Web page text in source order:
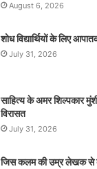
August 6, 2026
शोध विद्यार्थियों के लिए
July 31, 2026
साहित्य के अमर शिल्पकार
विरासत
July 31, 2026
जिस कलम की उम्र लेखक से